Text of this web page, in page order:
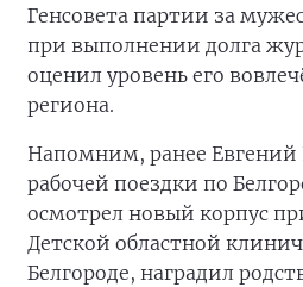
Генсовета партии за
при выполнении долга
оценил уровень его
региона.
Напомним, ранее Евгений
рабочей поездки по
осмотрел новый корпус
Детской областной
Белгороде, наградил